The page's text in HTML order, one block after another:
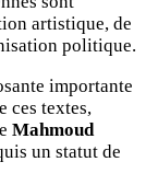
artistique, de
politique.
importante
ces textes,
Mahmoud
un statut de